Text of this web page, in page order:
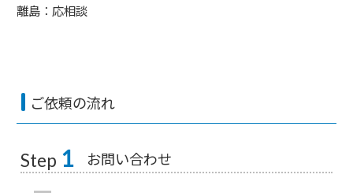
離島：応相談
ご依頼の流れ
Step 1 お問い合わせ